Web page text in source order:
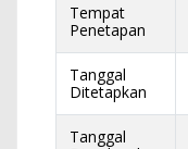
Tempat
Penetapan
Tanggal
Ditetapkan
Tanggal